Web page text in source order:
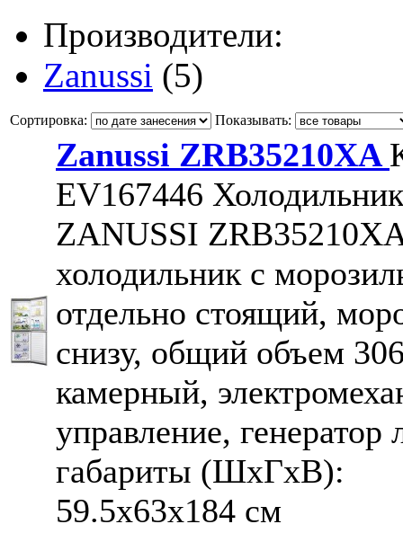
Производители:
Zanussi (5)
Сортировка: Показывать:
Zanussi ZRB35210XA
EV167446 Холодильник
ZANUSSI
холодильник с
отдельно стоящий,
снизу, общий объем
камерный,
управление, генератор
габариты (ШxГxВ):
59.5x63x184 см